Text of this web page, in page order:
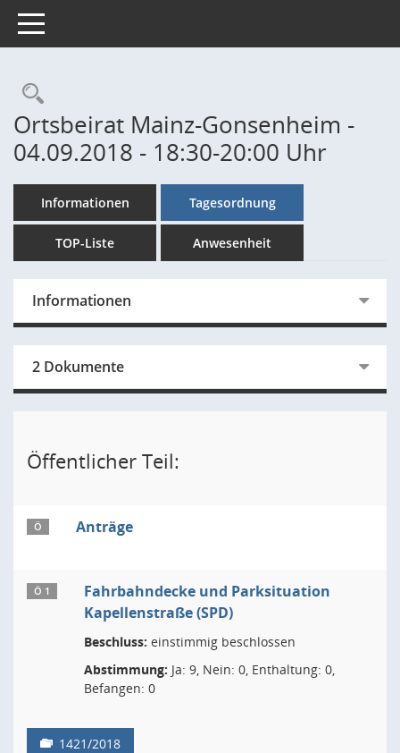
Toggle navigation
Rechercheauswahl
Ortsbeirat Mainz-Gonsenheim -
04.09.2018 - 18:30-20:00 Uhr
Informationen Tagesordnung
TOP-Liste Anwesenheit
Informationen
2 Dokumente
Öffentlicher Teil:
Ö Anträge
Ö 1
Fahrbahndecke und Parksituation
Kapellenstraße (SPD)
Beschluss: einstimmig beschlossen
Abstimmung: Ja: 9, Nein: 0, Enthaltung: 0,
Befangen: 0
1421/2018